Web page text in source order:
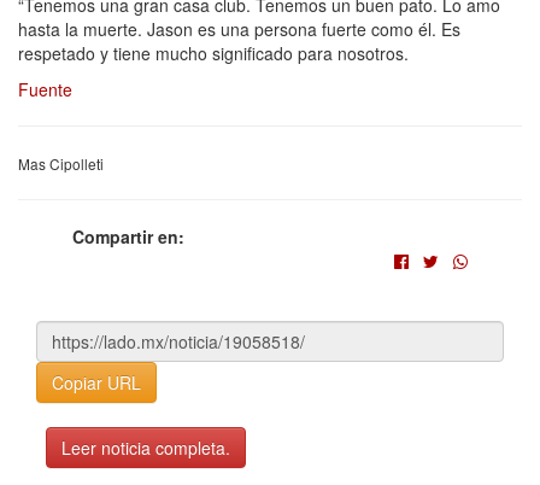
hasta la muerte. Jason es una persona fuerte como él. Es
respetado y tiene mucho significado para nosotros.
Fuente
Mas Cipolleti
Compartir en:
Copiar URL
Leer noticia completa.